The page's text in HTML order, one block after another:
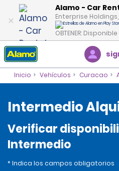
Alamo - Car
Enterprise
OBTENER:
Inicio Vehículos Curacao
Intermedio
Verificar
Intermedio
* Indica los campos obligatorios